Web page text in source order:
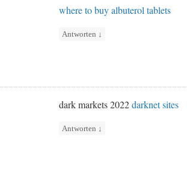
where to buy albuterol tablets
Antworten ↓
dark markets 2022darknet sites
Antworten ↓